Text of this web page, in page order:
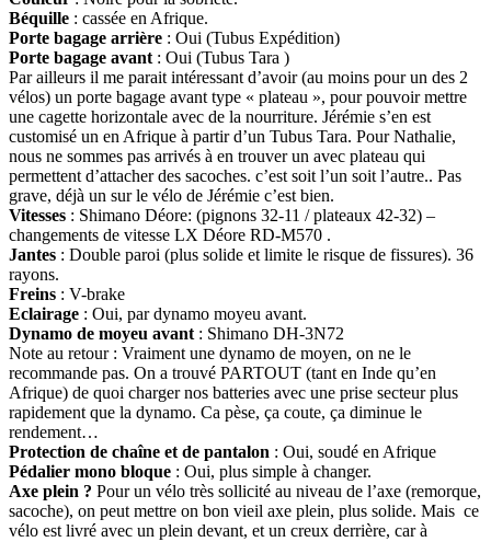
Béquille : cassée en Afrique.
Porte bagage arrière : Oui (Tubus Expédition)
Porte bagage avant: Oui (Tubus Tara )
Par ailleurs il me parait intéressant d’avoir (au moins pour un des 2
vélos) un porte bagage avant type « plateau », pour pouvoir mettre
une cagette horizontale avec de la nourriture. Jérémie s’en est
customisé un en Afrique à partir d’un Tubus Tara. Pour Nathalie,
nous ne sommes pas arrivés à en trouver un avec plateau qui
permettent d’attacher des sacoches. c’est soit l’un soit l’autre.. Pas
grave, déjà un sur le vélo de Jérémie c’est bien.
Vitesses : Shimano Déore: (pignons 32-11 / plateaux 42-32) –
changements de vitesse LX Déore RD-M570 .
Jantes : Double paroi (plus solide et limite le risque de fissures). 36
rayons.
Freins : V-brake
Eclairage : Oui, par dynamo moyeu avant.
Dynamo de moyeu avant: Shimano DH-3N72
Note au retour : Vraiment une dynamo de moyen, on ne le
recommande pas. On a trouvé PARTOUT (tant en Inde qu’en
Afrique) de quoi charger nos batteries avec une prise secteur plus
rapidement que la dynamo. Ca pèse, ça coute, ça diminue le
rendement…
Protection de chaîne et de pantalon : Oui, soudé en Afrique
Pédalier mono bloque : Oui, plus simple à changer.
Axe plein ? Pour un vélo très sollicité au niveau de l’axe (remorque,
sacoche), on peut mettre on bon vieil axe plein, plus solide. Mais ce
vélo est livré avec un plein devant, et un creux derrière, car à